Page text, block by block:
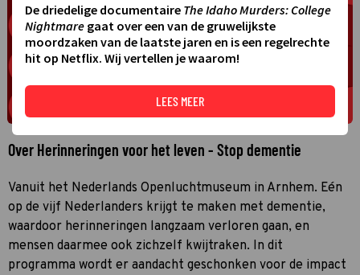
Over Herinneringen voor het leven - Stop dementie
Vanuit het Nederlands Openluchtmuseum in Arnhem. Eén
op de vijf Nederlanders krijgt te maken met dementie,
waardoor herinneringen langzaam verloren gaan, en
mensen daarmee ook zichzelf kwijtraken. In dit
programma wordt er aandacht geschonken voor de impact
De driedelige documentaire The Idaho Murders: College
Nightmare gaat over een van de gruwelijkste
moordzaken van de laatste jaren en is een regelrechte
hit op Netflix. Wij vertellen je waarom!
LEES MEER